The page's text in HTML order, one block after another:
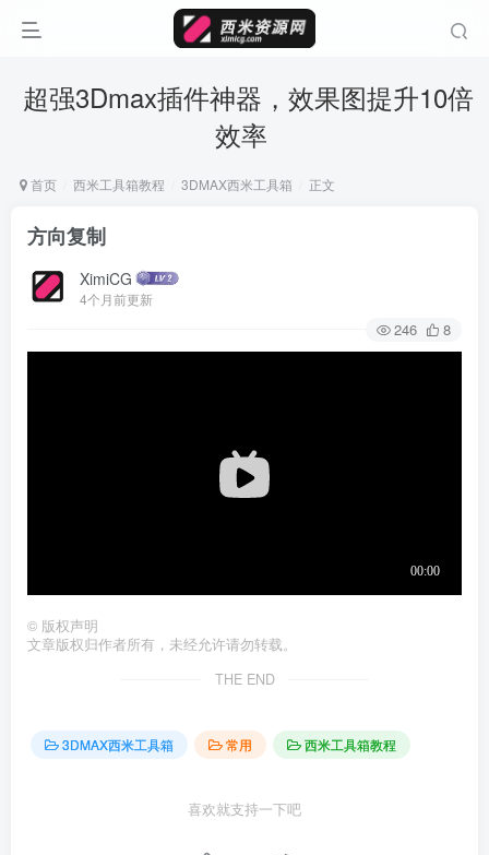
超强3Dmax插件神器，效果图提升10倍
效率
首页 西米工具箱教程 3DMAX西米工具箱 正文
方向复制
XimiCG
4个月前更新
246 8
© 版权声明
文章版权归作者所有，未经允许请勿转载。
THE END
3DMAX西米工具箱 常用 西米工具箱教程
喜欢就支持一下吧